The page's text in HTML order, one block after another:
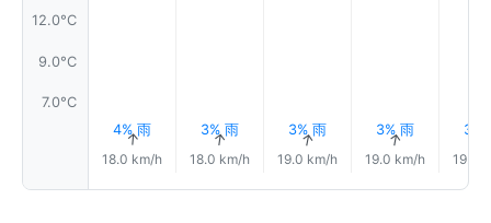
12.0°C
9.0°C
7.0°C
4% 雨
↑
18.0 km/h
3% 雨
↑
18.0 km/h
3% 雨
↑
19.0 km/h
3% 雨
↑
19.0 km/h
3%
19.0